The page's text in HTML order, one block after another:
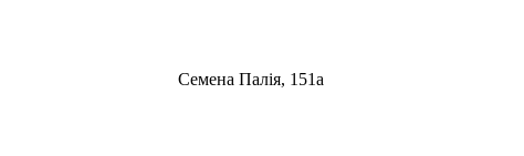
Семена Палія, 151а